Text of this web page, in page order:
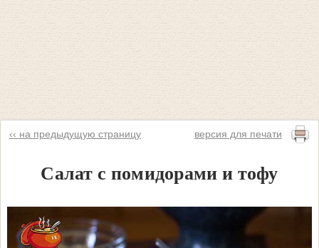
‹‹ на предыдущую страницу версия для печати
Салат с помидорами и тофу